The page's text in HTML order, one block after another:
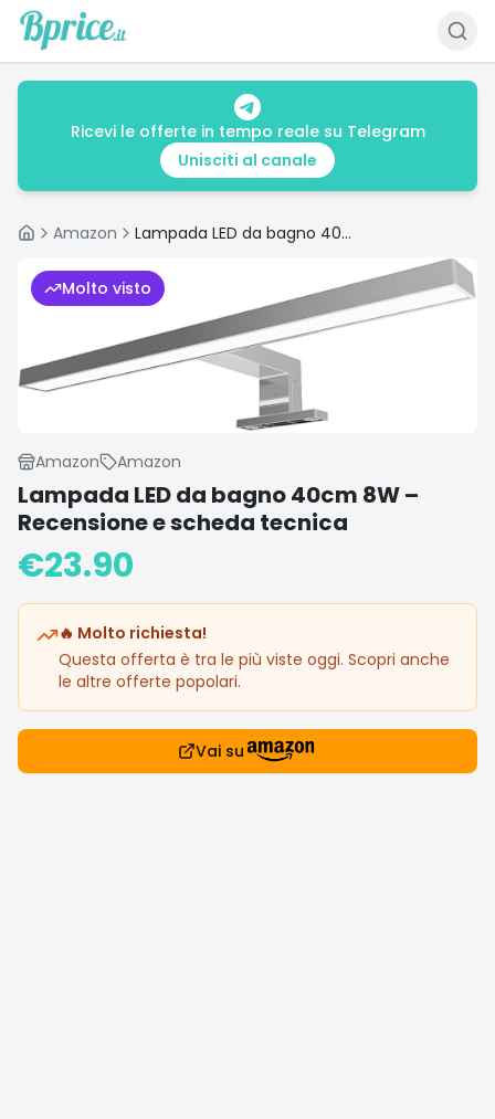
Ricevi le offerte in tempo reale su Telegram
Unisciti al canale
HomeAmazon Lampada LED da bagno 40cm 8W – Recensione e scheda tecnica
Molto visto
Amazon Amazon
Lampada LED da bagno 40cm 8W –
Recensione e scheda tecnica
€23.90
🔥 Molto richiesta!
Questa offerta è tra le più viste oggi. Scopri anche
le altre offerte popolari.
Vai su